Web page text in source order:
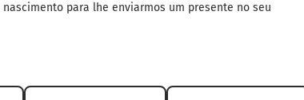
para lhe enviarmos um presente no seu